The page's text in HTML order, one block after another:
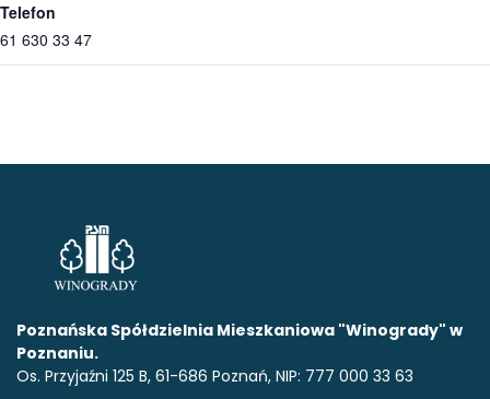
Telefon
61 630 33 47
Poznańska Spółdzielnia Mieszkaniowa "Winogrady" w
Poznaniu.
Os. Przyjaźni 125 B, 61-686 Poznań, NIP: 777 000 33 63